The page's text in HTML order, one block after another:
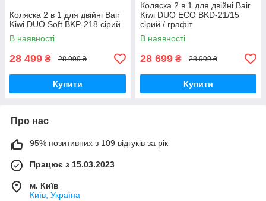
Коляска 2 в 1 для двійні Bair
Kiwi DUO Soft BKP-218 сірий
В наявності
28 499 ₴ 28 999 ₴
Купити
Коляска 2 в 1 для двійні Bair
Kiwi DUO ECO BKD-21/15
сірий / графіт
В наявності
28 699 ₴ 28 999 ₴
Купити
Про нас
95% позитивних з 109 відгуків за рік
Працює з 15.03.2023
м. Київ
Київ, Україна